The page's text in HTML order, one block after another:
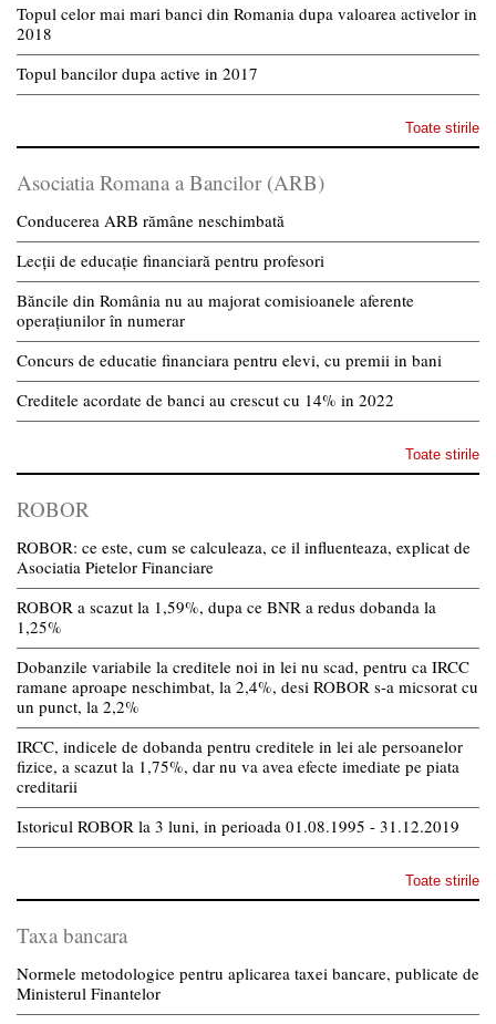
Topul celor mai mari banci din Romania dupa valoarea activelor in
2018
Topul bancilor dupa active in 2017
Toate stirile
Asociatia Romana a Bancilor (ARB)
Conducerea ARB rămâne neschimbată
Lecții de educație financiară pentru profesori
Băncile din România nu au majorat comisioanele aferente
operațiunilor în numerar
Concurs de educatie financiara pentru elevi, cu premii in bani
Creditele acordate de banci au crescut cu 14% in 2022
Toate stirile
ROBOR
ROBOR: ce este, cum se calculeaza, ce il influenteaza, explicat de
Asociatia Pietelor Financiare
ROBOR a scazut la 1,59%, dupa ce BNR a redus dobanda la
1,25%
Dobanzile variabile la creditele noi in lei nu scad, pentru ca IRCC
ramane aproape neschimbat, la 2,4%, desi ROBOR s-a micsorat cu
un punct, la 2,2%
IRCC, indicele de dobanda pentru creditele in lei ale persoanelor
fizice, a scazut la 1,75%, dar nu va avea efecte imediate pe piata
creditarii
Istoricul ROBOR la 3 luni, in perioada 01.08.1995 - 31.12.2019
Toate stirile
Taxa bancara
Normele metodologice pentru aplicarea taxei bancare, publicate de
Ministerul Finantelor